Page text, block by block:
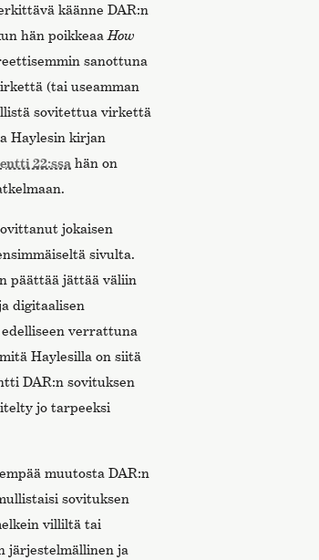
käänne DAR:n
hän poikkeaa How
sanottuna
(tai useamman
sovitettua virkettä
Haylesin kirjan
22:ssa hän on
jokaisen
sivulta.
päättää jättää väliin
digitaalisen
verrattuna
Haylesilla on siitä
DAR:n sovituksen
jo tarpeeksi
muutosta DAR:n
sovituksen
villiltä tai
järjestelmällinen ja